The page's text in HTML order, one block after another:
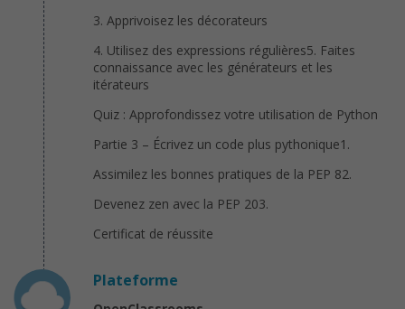
3. Apprivoisez les décorateurs
4. Utilisez des expressions régulières5. Faites
connaissance avec les générateurs et les
itérateurs
Quiz : Approfondissez votre utilisation de Python
Partie 3 – Écrivez un code plus pythonique1.
Assimilez les bonnes pratiques de la PEP 82.
Devenez zen avec la PEP 203.
Certificat de réussite
Plateforme